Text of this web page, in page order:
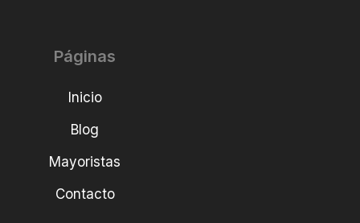
Páginas
Inicio
Blog
Mayoristas
Contacto